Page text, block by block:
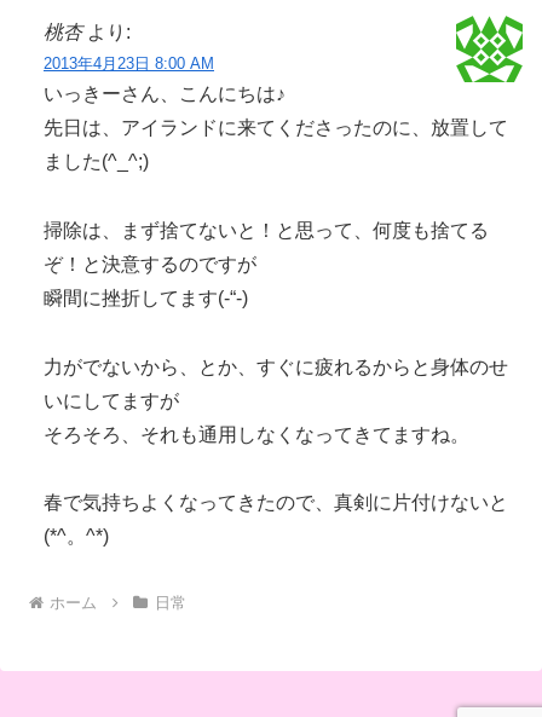
桃杏 より:
2013年4月23日 8:00 AM
いっきーさん、こんにちは♪
先日は、アイランドに来てくださったのに、放置して
ました(^_^;)
掃除は、まず捨てないと！と思って、何度も捨てる
ぞ！と決意するのですが
瞬間に挫折してます(-“-)
力がでないから、とか、すぐに疲れるからと身体のせ
いにしてますが
そろそろ、それも通用しなくなってきてますね。
春で気持ちよくなってきたので、真剣に片付けないと
(*^。^*)
ホーム 日常